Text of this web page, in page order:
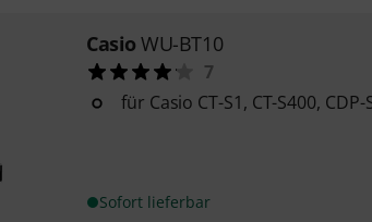
Casio WU-BT10
7
für Casio CT-S1, CT-S400,
Sofort lieferbar